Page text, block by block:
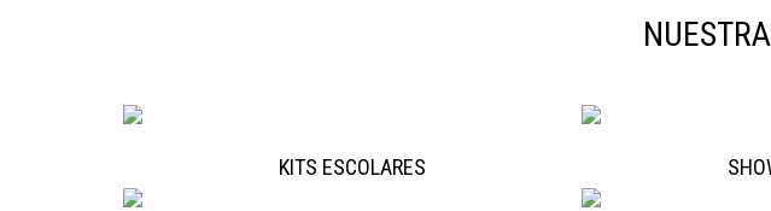
KITS ESCOLARES